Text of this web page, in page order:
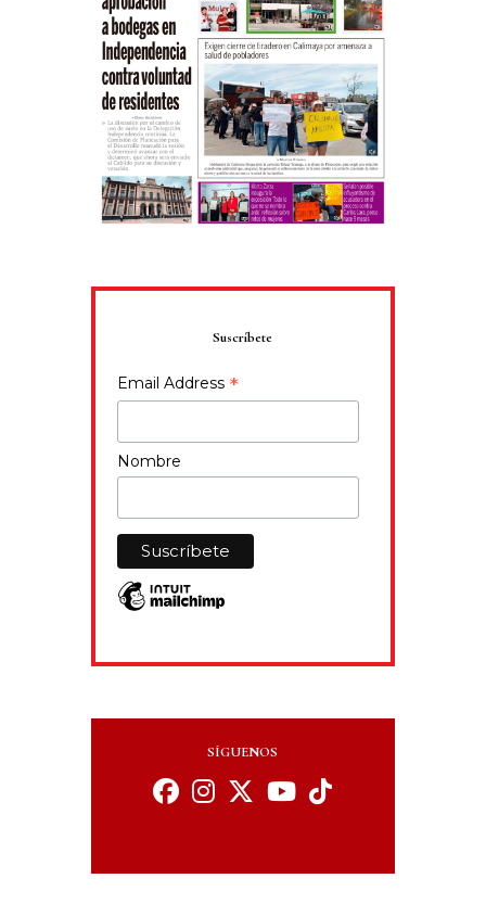
Suscríbete
Email Address *
Nombre
SÍGUENOS